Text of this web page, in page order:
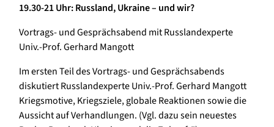
19.30-21 Uhr: Russland, Ukraine – und wir?
Vortrags- und Gesprächsabend mit Russlandexperte
Univ.-Prof. Gerhard Mangott
Im ersten Teil des Vortrags- und Gesprächsabends
diskutiert Russlandexperte Univ.-Prof. Gerhard Mangott
Kriegsmotive, Kriegsziele, globale Reaktionen sowie die
Aussicht auf Verhandlungen. (Vgl. dazu sein neuestes